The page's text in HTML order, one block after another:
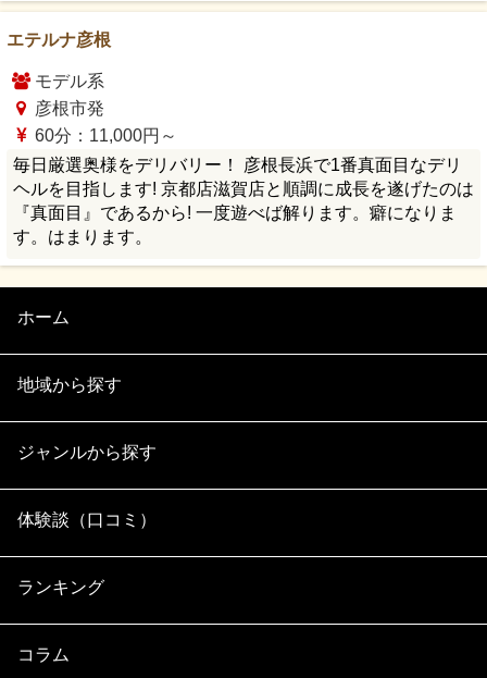
エテルナ彦根
モデル系
彦根市発
60分：11,000円～
毎日厳選奥様をデリバリー！ 彦根長浜で1番真面目なデリ
ヘルを目指します! 京都店滋賀店と順調に成長を遂げたのは
『真面目』であるから! 一度遊べば解ります。癖になりま
す。はまります。
ホーム
地域から探す
ジャンルから探す
体験談（口コミ）
ランキング
コラム